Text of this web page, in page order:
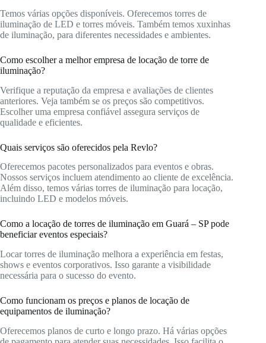
Temos várias opções disponíveis. Oferecemos torres de
iluminação de LED e torres móveis. Também temos xuxinhas
de iluminação, para diferentes necessidades e ambientes.
Como escolher a melhor empresa de locação de torre de
iluminação?
Verifique a reputação da empresa e avaliações de clientes
anteriores. Veja também se os preços são competitivos.
Escolher uma empresa confiável assegura serviços de
qualidade e eficientes.
Quais serviços são oferecidos pela Revlo?
Oferecemos pacotes personalizados para eventos e obras.
Nossos serviços incluem atendimento ao cliente de excelência.
Além disso, temos várias torres de iluminação para locação,
incluindo LED e modelos móveis.
Como a locação de torres de iluminação em Guará – SP pode
beneficiar eventos especiais?
Locar torres de iluminação melhora a experiência em festas,
shows e eventos corporativos. Isso garante a visibilidade
necessária para o sucesso do evento.
Como funcionam os preços e planos de locação de
equipamentos de iluminação?
Oferecemos planos de curto e longo prazo. Há várias opções